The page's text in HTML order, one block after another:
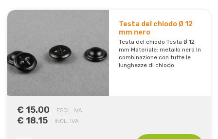
Testa del chiodo Ø 12
mm nero
Testa del chiodo Testa Ø 12
mm Materiale: metallo nero In
combinazione con tutte le
lunghezze di chiodo
€ 15.00 ESCL. IVA
€ 18.15 INCL. IVA